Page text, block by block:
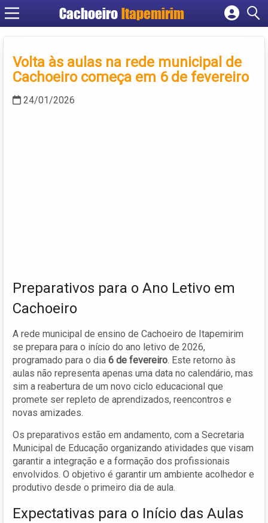
Cachoeiro Itapemirim
Cadastrar empresa
Criar conta
Volta às aulas na rede municipal de
Cachoeiro começa em 6 de fevereiro
24/01/2026
Preparativos para o Ano Letivo em
Cachoeiro
A rede municipal de ensino de Cachoeiro de Itapemirim
se prepara para o início do ano letivo de 2026,
programado para o dia 6 de fevereiro. Este retorno às
aulas não representa apenas uma data no calendário, mas
sim a reabertura de um novo ciclo educacional que
promete ser repleto de aprendizados, reencontros e
novas amizades.
Os preparativos estão em andamento, com a Secretaria
Municipal de Educação organizando atividades que visam
garantir a integração e a formação dos profissionais
envolvidos. O objetivo é garantir um ambiente acolhedor e
produtivo desde o primeiro dia de aula.
Expectativas para o Início das Aulas